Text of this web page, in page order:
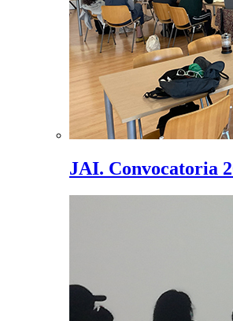
JAI. Convocatoria